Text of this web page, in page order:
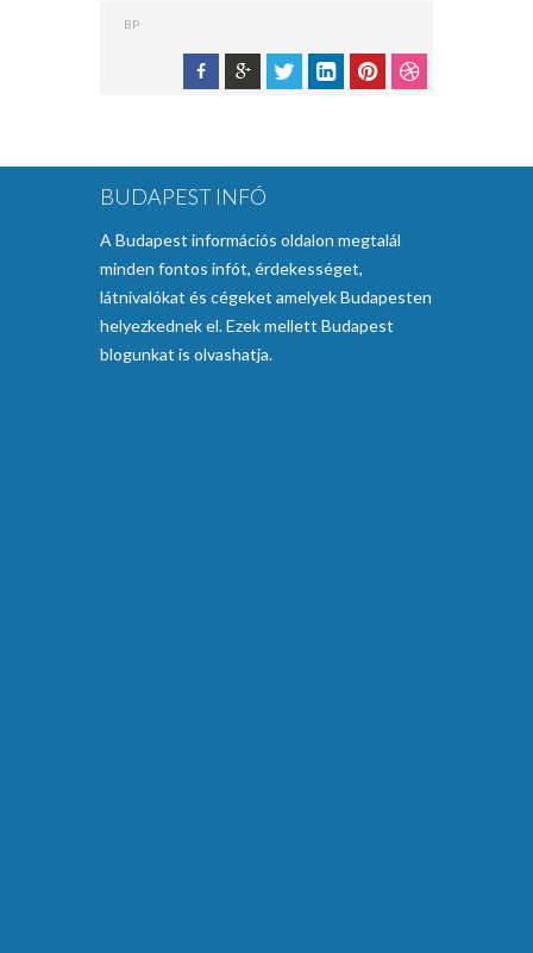
BP
BUDAPEST INFÓ
A Budapest információs oldalon megtalál
minden fontos infót, érdekességet,
látnivalókat és cégeket amelyek Budapesten
helyezkednek el. Ezek mellett Budapest
blogunkat is olvashatja.